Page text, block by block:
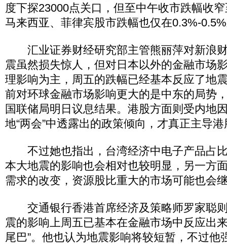
度下探23000点关口，但至中午收市跌幅收
马来西亚、菲律宾股市跌幅也仅在0.3%-
汇业证券财经研究部主管熊丽萍对新浪
震虽然损失惊人，但对日本以外的金融市场
理影响为主，周五的跌幅已经基本反应了地
前对环球金融市场影响更大的是中东的局势
国联储局明日议息结果。港股方面则受内地
地“两会”中透露出的政策倾向，才真正主导
不过她也指出，台湾经济中电子产品占
本大地震的影响也会相对也较明显，另一方
需求的改变，资源股比重大的市场可能也会
交通银行香港首席经济及策略师罗家聪
震的影响上周五已基本在金融市场中反应出
尾巴”。他也认为地震影响将较短暂，不过他